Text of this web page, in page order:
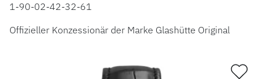
1-90-02-42-32-61
Offizieller Konzessionär der Marke Glashütte Original